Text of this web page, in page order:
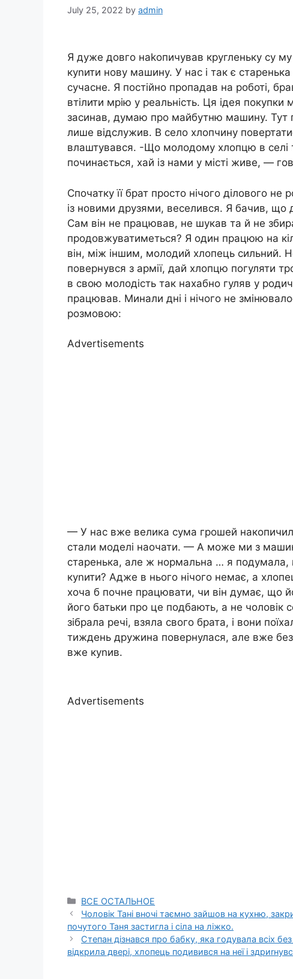
July 25, 2022 by admin
Я дуже довго наkопичував кругленьку су
куnити нову машину. У нас і так є
сучасне. Я постійно пропадав на роботі,
втілити мрію у реальність. Ця ідея
засинав, думаю про майбутню машину. Тут
лише відслужив. В село хлопчину
влаштувався. -Що молодому хлопцю в селі
починається, хай із нами у місті живе, —
Спочатку її брат просто нічого ділового
із новими друзями, веселився. Я бачив, що
Сам він не працював, не шукав та й не
продовжуватиметься? Я один працюю на
він, між іншим, молодий хлопець сильний.
повернувся з армії, дай хлопцю погуляти
в свою молодість так нахабно гуляв у
працював. Минали дні і нічого не
розмовою:
Advertisements
— У нас вже велика сума грошей
стали моделі наочати. — А може ми з
старенька, але ж нормальна … я подумала,
куnити? Адже в нього нічого немає, а
хоча б почне працювати, чи він думає, що
його батьки про це подбають, а не чоловік
зібрала речі, взяла свого брата, і вони
тиждень дружина повернулася, але вже
вже куnив.
Advertisements
Categories
ВСЕ ОСТАЛЬНОЕ
Чоловік Тані вночі таємно зайшов на кухню,
почутого Таня застигла і сіла на ліжко.
Степан дізнався про бабку, яка годувала всіх
відкрила двері, хлопець подивився на неї і